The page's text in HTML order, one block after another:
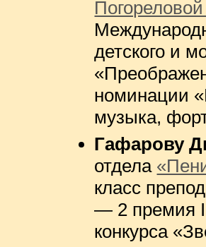
детского и
номинации
музыка,
Гафарову
отдела
класс
— 2 премия
конкурса